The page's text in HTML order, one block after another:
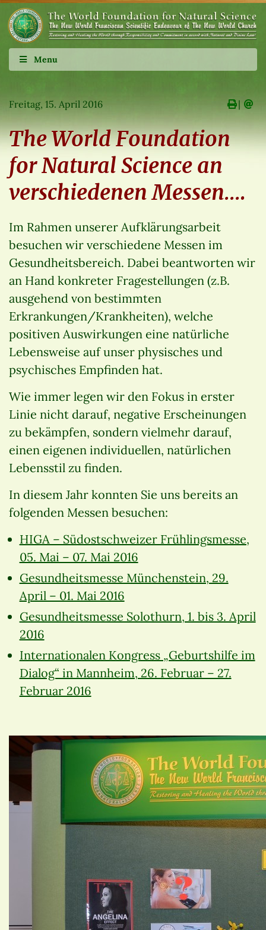
Menu
Freitag, 15. April 2016 ∣
The World Foundation
for Natural Science an
verschiedenen Messen….
Im Rahmen unserer Aufklärungsarbeit
besuchen wir verschiedene Messen im
Gesundheitsbereich. Dabei beantworten wir
an Hand konkreter Fragestellungen (z.B.
ausgehend von bestimmten
Erkrankungen/Krankheiten), welche
positiven Auswirkungen eine natürliche
Lebensweise auf unser physisches und
psychisches Empfinden hat.
Wie immer legen wir den Fokus in erster
Linie nicht darauf, negative Erscheinungen
zu bekämpfen, sondern vielmehr darauf,
einen eigenen individuellen, natürlichen
Lebensstil zu finden.
In diesem Jahr konnten Sie uns bereits an
folgenden Messen besuchen:
HIGA – Südostschweizer Frühlingsmesse,
05. Mai – 07. Mai 2016
Gesundheitsmesse Münchenstein, 29.
April – 01. Mai 2016
Gesundheitsmesse Solothurn, 1. bis 3. April
2016
Internationalen Kongress „Geburtshilfe im
Dialog“ in Mannheim, 26. Februar – 27.
Februar 2016